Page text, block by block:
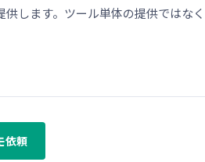
供します。ツール単体の提供ではな
依頼